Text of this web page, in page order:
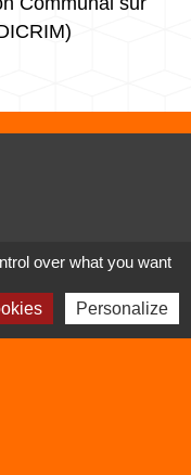
over what you want
Personalize